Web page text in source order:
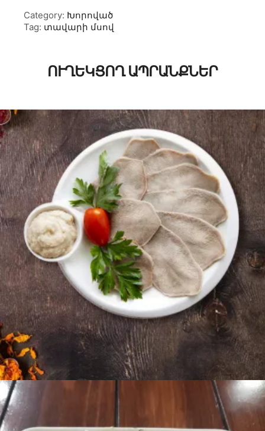
Category: Խորոված
Tag: տավարի մսով
ՈՒՂԵԿՑՈՂ ԱՊՐԱՆՔՆԵՐ
1200AMD